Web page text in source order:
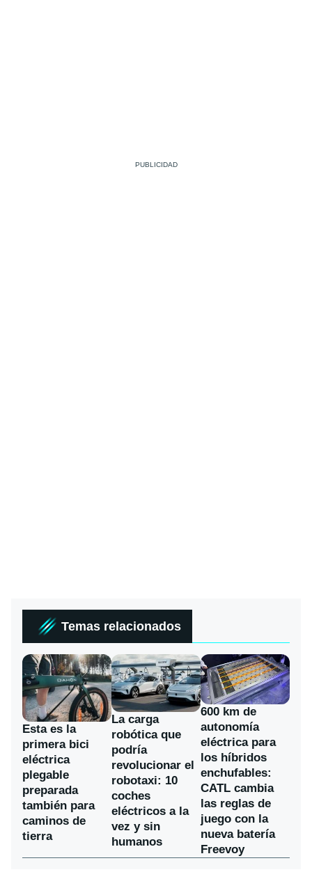
Temas relacionados
Esta es la
primera bici
eléctrica
plegable
preparada
también para
caminos de
tierra
La carga
robótica que
podría
revolucionar el
robotaxi: 10
coches
eléctricos a la
vez y sin
humanos
600 km de
autonomía
eléctrica para
los híbridos
enchufables:
CATL cambia
las reglas de
juego con la
nueva batería
Freevoy